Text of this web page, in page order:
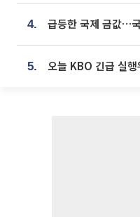
4. 급등한 국제 금값…
5. 오늘 KBO 긴급 실